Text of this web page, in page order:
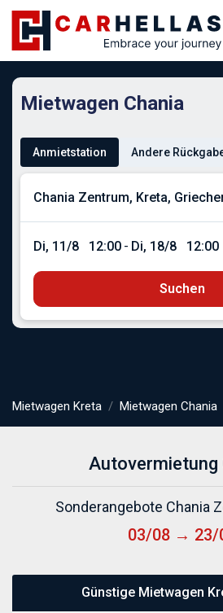
Mietwagen Chania
Anmietstation Andere
Di, 11/8 12:00 - Di, 18/8 12:00
Suchen
Mietwagen Kreta Mietwagen Chania
Autovermietung
Sonderangebote Chania
03/08 → 23/
Günstige Mietwagen